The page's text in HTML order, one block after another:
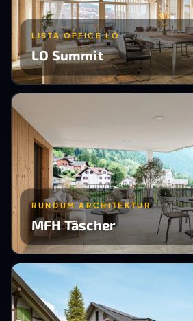
LISTA OFFICE LO
LO Summit
RUNDUM ARCHITEKTUR
MFH Täscher